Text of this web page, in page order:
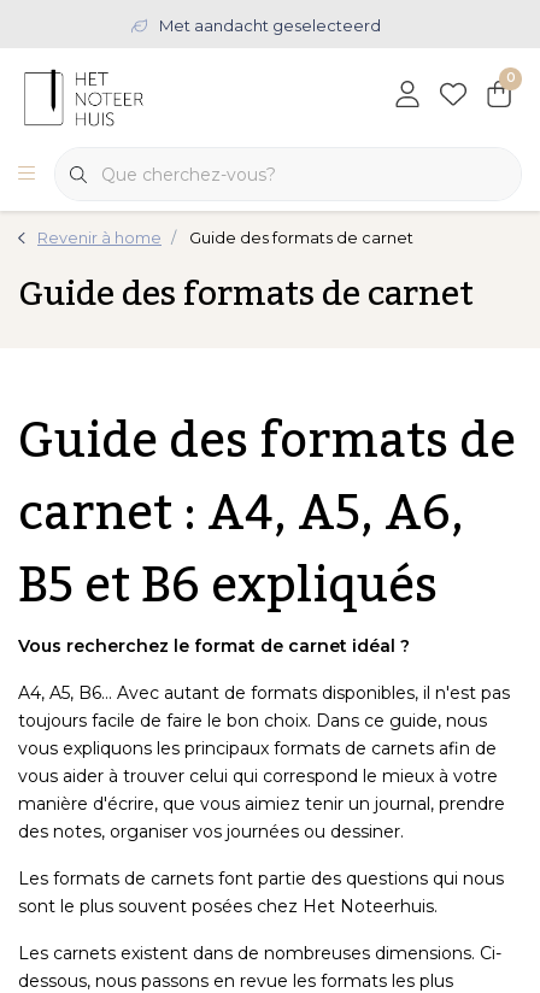
Met aandacht geselecteerd
0
Revenir à home Guide des formats de carnet
Guide des formats de carnet
Guide des formats de
carnet : A4, A5, A6,
B5 et B6 expliqués
Vous recherchez le format de carnet idéal ?
A4, A5, B6… Avec autant de formats disponibles, il n'est pas
toujours facile de faire le bon choix. Dans ce guide, nous
vous expliquons les principaux formats de carnets afin de
vous aider à trouver celui qui correspond le mieux à votre
manière d'écrire, que vous aimiez tenir un journal, prendre
des notes, organiser vos journées ou dessiner.
Les formats de carnets font partie des questions qui nous
sont le plus souvent posées chez Het Noteerhuis.
Les carnets existent dans de nombreuses dimensions. Ci-
dessous, nous passons en revue les formats les plus